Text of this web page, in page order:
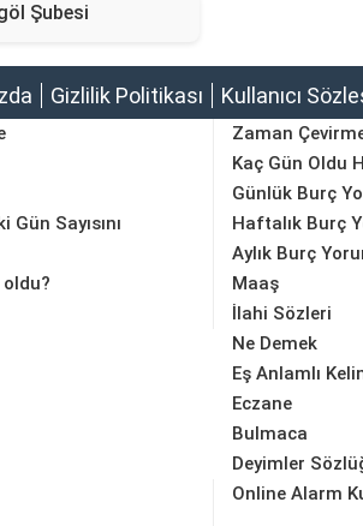
Şubesi
Gizlilik Politikası Kullanıcı
Sayısını
oldu?
Zaman
Kaç Gün Oldu
Günlük Burç
Haftalık Burç
Aylık Burç
Maaş
İlahi Sözleri
Ne Demek
Eş Anlamlı
Eczane
Bulmaca
Deyimler
Online Alarm